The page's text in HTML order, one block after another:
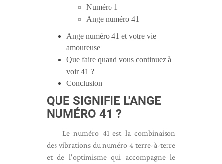
Numéro 1
Ange numéro 41
Ange numéro 41 et votre vie
amoureuse
Que faire quand vous continuez à
voir 41 ?
Conclusion
QUE SIGNIFIE L'ANGE
NUMÉRO 41 ?
Le numéro 41 est la combinaison
des vibrations du numéro 4 terre-à-terre
et de l'optimisme qui accompagne le